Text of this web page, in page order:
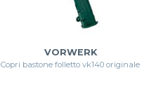
VORWERK
Copri bastone folletto vk140 originale